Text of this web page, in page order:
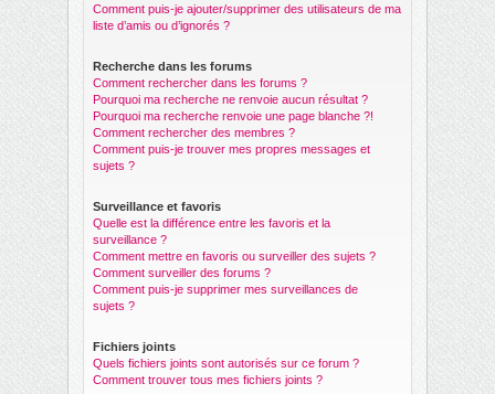
Comment puis-je ajouter/supprimer des utilisateurs de ma
liste d’amis ou d’ignorés ?
Recherche dans les forums
Comment rechercher dans les forums ?
Pourquoi ma recherche ne renvoie aucun résultat ?
Pourquoi ma recherche renvoie une page blanche ?!
Comment rechercher des membres ?
Comment puis-je trouver mes propres messages et
sujets ?
Surveillance et favoris
Quelle est la différence entre les favoris et la
surveillance ?
Comment mettre en favoris ou surveiller des sujets ?
Comment surveiller des forums ?
Comment puis-je supprimer mes surveillances de
sujets ?
Fichiers joints
Quels fichiers joints sont autorisés sur ce forum ?
Comment trouver tous mes fichiers joints ?